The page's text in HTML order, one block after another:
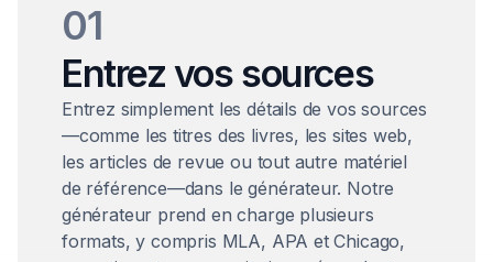
01
Entrez vos sources
Entrez simplement les détails de vos sources
—comme les titres des livres, les sites web,
les articles de revue ou tout autre matériel
de référence—dans le générateur. Notre
générateur prend en charge plusieurs
formats, y compris MLA, APA et Chicago,